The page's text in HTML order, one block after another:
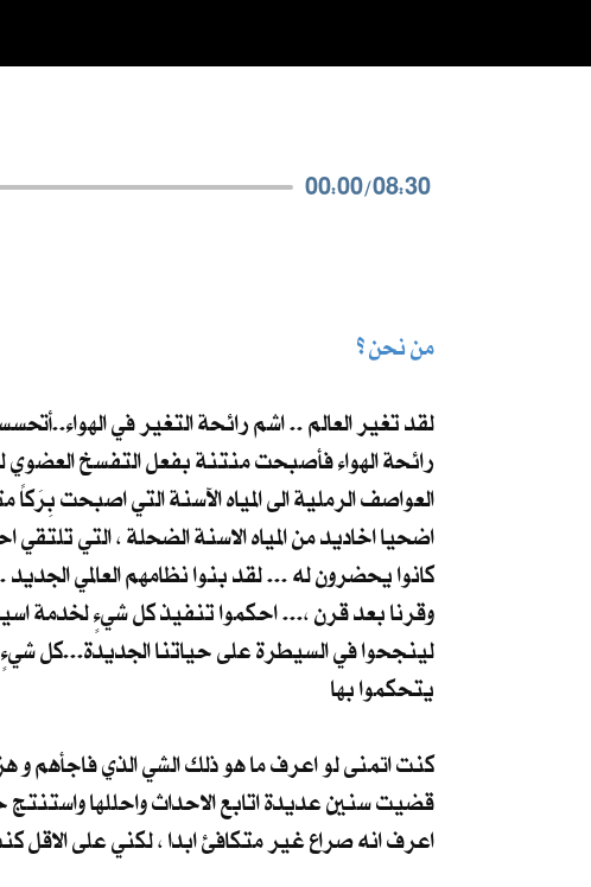
00:00/08:30
من نحن ؟
لقد تغير العالم .. اشم رائحة التغير في
رائحة الهواء فأصبحت منتنة بفعل التفسخ العضوي
العواصف الرملية الى المياه الآسنة التي اصبحت
اضحيا اخاديد من المياه الاسنة الضحلة ، التي
كانوا يحضرون له ... لقد بنوا نظامهم العالمي
وقرنا بعد قرن ،... احكموا تنفيذ كل شيءٍ لخدمة
لينجحوا في السيطرة على حياتنا الجديدة...كل
يتحكموا بها
كنت اتمنى لو اعرف ما هو ذلك الشي الذي فاجأهم
قضيت سنين عديدة اتابع الاحداث واحللها
اعرف انه صراع غير متكافئ ابدا ، لكني على الاقل